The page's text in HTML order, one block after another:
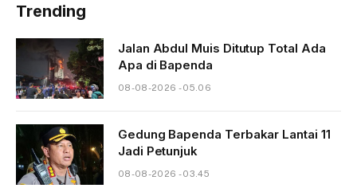
Trending
Jalan Abdul Muis Ditutup Total Ada
Apa di Bapenda
08-08-2026 - 05.06
Gedung Bapenda Terbakar Lantai 11
Jadi Petunjuk
08-08-2026 - 03.45